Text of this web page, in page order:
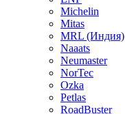
Michelin
Mitas
MRL (Индия)
Naaats
Neumaster
NorTec
Ozka
Petlas
RoadBuster